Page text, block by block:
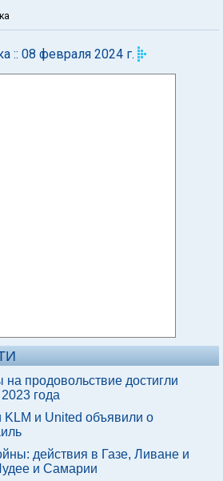
:: 08 февраля 2024 г.
продовольствие достигли
года
и United объявили о
действия в Газе, Ливане и
и Самарии